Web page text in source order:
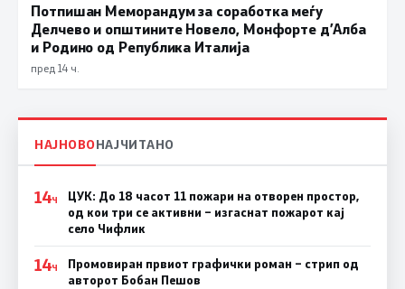
Потпишан Меморандум за соработка меѓу
Делчево и општините Новело, Монфорте д’Алба
и Родино од Република Италија
пред 14 ч.
НАЈНОВОНАЈЧИТАНО
14Ч
ЦУК: До 18 часот 11 пожари на отворен простор,
од кои три се активни – изгаснат пожарот кај
село Чифлик
14Ч
Промовиран првиот графички роман – стрип од
авторот Бобан Пешов